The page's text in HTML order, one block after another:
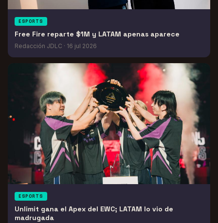
ESPORTS
Free Fire reparte $1M y LATAM apenas aparece
Redacción JDLC · 16 jul 2026
ESPORTS
Unlimit gana el Apex del EWC; LATAM lo vio de
madrugada